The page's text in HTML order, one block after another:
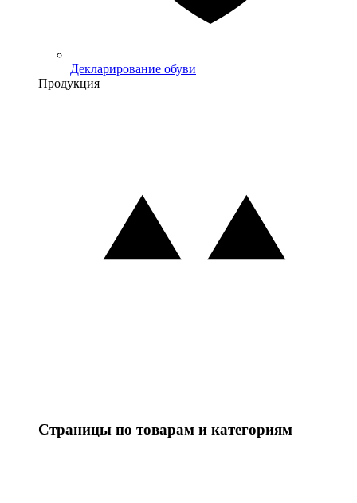
Декларирование обуви
Продукция
Страницы по товарам и категориям